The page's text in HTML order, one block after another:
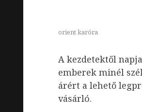
orient karóra
A kezdetektől
emberek minél
árért a lehető
vásárló.